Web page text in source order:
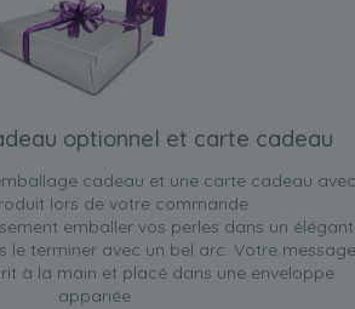
optionnel et carte cadeau
cadeau et une carte cadeau avec
lors de votre commande.
emballer vos perles dans un élégant
le terminer avec un bel arc. Votre message
à la main et placé dans une enveloppe
appariée.